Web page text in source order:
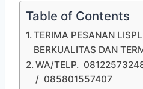
Table of Contents
TERIMA PESANAN
BERKUALITAS DAN
WA/TELP.
/ 085801557407